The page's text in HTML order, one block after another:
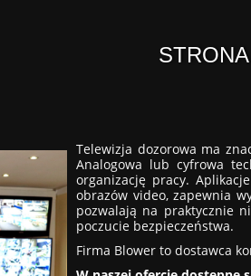
Telewizja dozorowa ma
Analogowa lub cyfrowa
organizację pracy.
obrazów video, zapewnia
pozwalają na praktycznie
poczucie bezpieczeństwa.
Firma Blower to dostawca